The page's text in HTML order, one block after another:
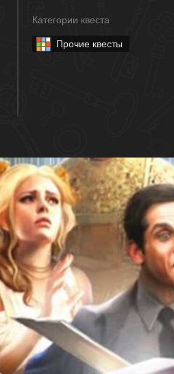
Категории квеста
Прочие квесты